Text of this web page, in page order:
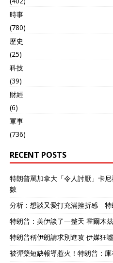
日本。然而，基辛格提到了
日本特有的历史文化，像战
国时代的“下克上”精神，即
下层阶级翻身争权的传统。
他观察到日本右翼势力正在
崛起，推动修宪，将自卫队
改组为真正的国防军。日本
科技实力强劲，能制造先进
导弹。在全球局势混乱时，
日本可能会借机摆脱美国的
驻日美军基地发动攻击。 那
中国为何没被列入这三个国
家？基辛格曾多次访华，对
中国政策十分熟悉。他指
出，中国军费占GDP比例相
对较低，约为1.3%，且其核
中国发展航母和导弹主要是
防御南海及台海地区。中国
经济与全球高度融合，海外
投资数万亿美元，战争只会
让自己遭受巨大损失。基辛
格认为，中国追求的是经济
发展，而非同归于尽的军事
对抗。他特别提醒，大国之
间要避免陷入安全困境，防
時事
(780)
歷史
(25)
科技
(39)
財經
(6)
軍事
(736)
RECENT POSTS
特朗普罵加拿大「令人討厭」卡
數
分析：想談又愛打充滿挫折感 特
特朗普：美伊談了一整天 霍爾木
特朗普稱伊朗請求別進攻 伊媒狂
被彈藥短缺報導惹火！特朗普：